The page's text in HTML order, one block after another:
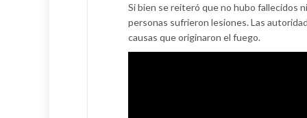
Si bien se reiteró que no hubo fallecidos
personas sufrieron lesiones. Las
causas que originaron el fuego.